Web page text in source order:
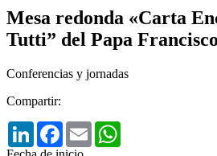
Mesa redonda «Carta
Tutti” del Papa
Conferencias y jornadas
Compartir:
LinkedInFacebook
Email